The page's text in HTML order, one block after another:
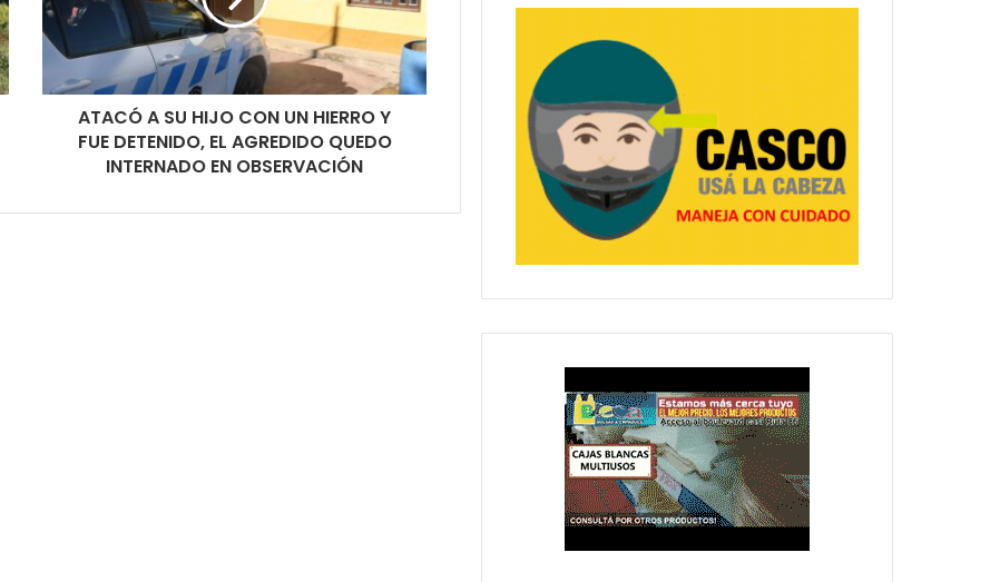
ATACÓ A SU HIJO CON UN HIERRO Y
FUE DETENIDO, EL AGREDIDO QUEDO
INTERNADO EN OBSERVACIÓN